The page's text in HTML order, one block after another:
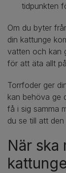
tidpunkten
Om du byter
din kattunge
vatten och kan
för att äta allt
Torrfoder ger
kan behöva ge
få i sig samma
du se till att
När ska